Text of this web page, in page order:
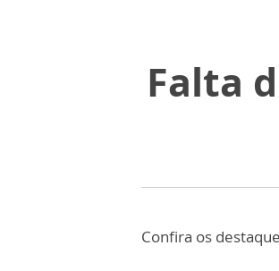
Falta
Confira os